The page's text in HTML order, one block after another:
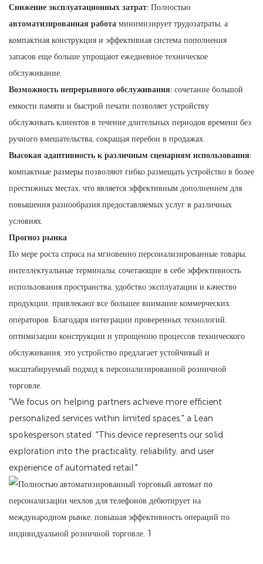
Снижение эксплуатационных затрат: Полностью
автоматизированная работа минимизирует трудозатраты, а
компактная конструкция и эффективная система пополнения
запасов еще больше упрощают ежедневное техническое
обслуживание.
Возможность непрерывного обслуживания: сочетание большой
емкости памяти и быстрой печати позволяет устройству
обслуживать клиентов в течение длительных периодов времени без
ручного вмешательства, сокращая перебои в продажах.
Высокая адаптивность к различным сценариям использования:
компактные размеры позволяют гибко размещать устройство в более
престижных местах, что является эффективным дополнением для
повышения разнообразия предоставляемых услуг в различных
условиях.
Прогноз рынка
По мере роста спроса на мгновенно персонализированные товары,
интеллектуальные терминалы, сочетающие в себе эффективность
использования пространства, удобство эксплуатации и качество
продукции, привлекают все большее внимание коммерческих
операторов. Благодаря интеграции проверенных технологий,
оптимизации конструкции и упрощению процессов технического
обслуживания, это устройство предлагает устойчивый и
масштабируемый подход к персонализированной розничной
торговле.
"We focus on helping partners achieve more efficient
personalized services within limited spaces," a Lean
spokesperson stated. "This device represents our solid
exploration into the practicality, reliability, and user
experience of automated retail."